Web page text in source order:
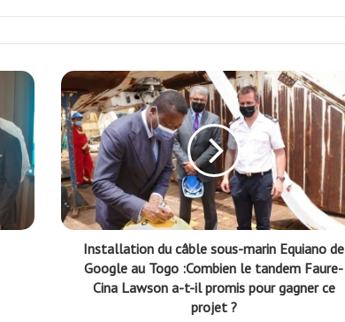
Installation du câble sous-marin Equiano de
Google au Togo :Combien le tandem Faure-
Cina Lawson a-t-il promis pour gagner ce
projet ?